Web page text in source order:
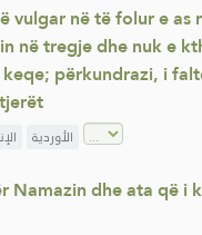
vulgar në të folur e as
në tregje dhe nuk e
përkundrazi, i
الأوردية
Namazin dhe ata që i